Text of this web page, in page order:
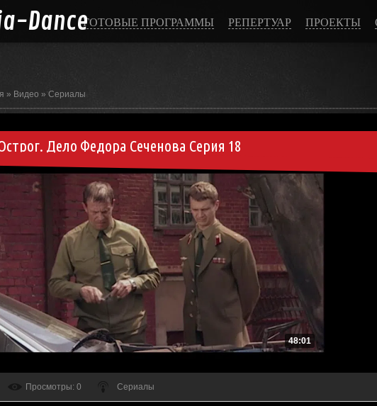
DanceГОТОВЫЕ ПРОГРАММЫ РЕПЕРТУАР ПРОЕКТЫ
» Видео » Сериалы
Дело Федора Сеченова Серия 18
48:01
Просмотры: 0 Сериалы